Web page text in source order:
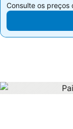
Consulte os preços
Consulte os preços